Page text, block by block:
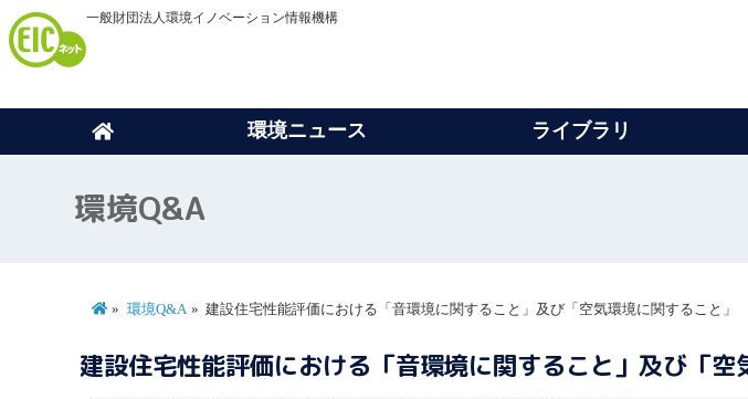
一般財団法人環境イノベーション情報機構
環境ニュース ライブラリ
環境Q&A
環境Q&A 建設住宅性能評価における「音環境に関すること」及び「空気環境に関すること」
建設住宅性能評価における「音環境に関すること」及び「空